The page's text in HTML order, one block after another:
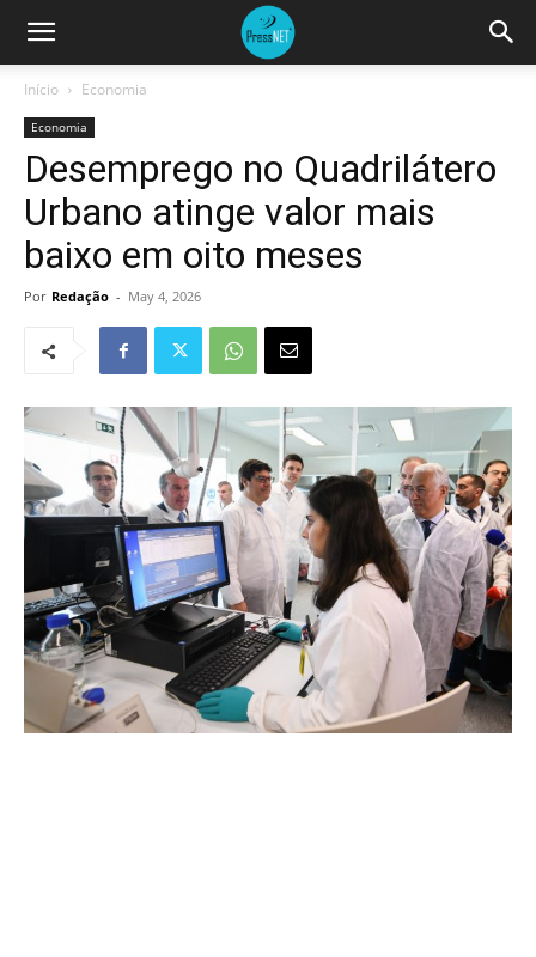
Início Economia
Economia
Desemprego no Quadrilátero
Urbano atinge valor mais
baixo em oito meses
Por Redação - May 4, 2026